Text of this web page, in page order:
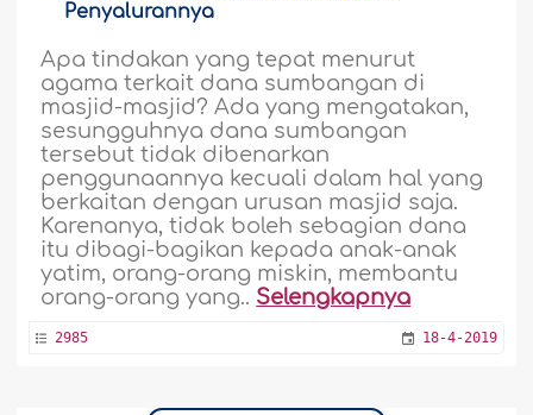
Penyalurannya
Apa tindakan yang tepat menurut
agama terkait dana sumbangan di
masjid-masjid? Ada yang mengatakan,
sesungguhnya dana sumbangan
tersebut tidak dibenarkan
penggunaannya kecuali dalam hal yang
berkaitan dengan urusan masjid saja.
Karenanya, tidak boleh sebagian dana
itu dibagi-bagikan kepada anak-anak
yatim, orang-orang miskin, membantu
orang-orang yang.. Selengkapnya
2985 18-4-2019